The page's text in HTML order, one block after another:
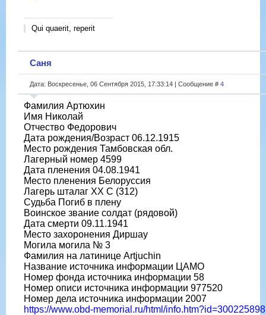
Qui quaerit, reperit
Саня
Дата: Воскресенье, 06 Сентября 2015, 17:33:14 | Сообщение # 4
Фамилия Артюхин
Имя Николай
Отчество Федорович
Дата рождения/Возраст 06.12.1915
Место рождения Тамбовская обл.
Лагерный номер 4599
Дата пленения 04.08.1941
Место пленения Белоруссия
Лагерь шталаг XX C (312)
Судьба Погиб в плену
Воинское звание солдат (рядовой)
Дата смерти 09.11.1941
Место захоронения Диршау
Могила могила № 3
Фамилия на латинице Artjuchin
Название источника информации ЦАМО
Номер фонда источника информации 58
Номер описи источника информации 977520
Номер дела источника информации 2007
https://www.obd-memorial.ru/html/info.htm?id=300225898